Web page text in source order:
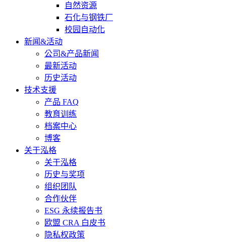
自然资源
石化与钢铁厂
校园自动化
新闻&活动
公司&产品新闻
最新活动
历史活动
技术支援
产品 FAQ
教育训练
档案中心
博客
关于泓格
关于泓格
历史与奖项
组织团队
合作伙伴
ESG 永续报告书
欧盟 CRA 白皮书
隐私权政策